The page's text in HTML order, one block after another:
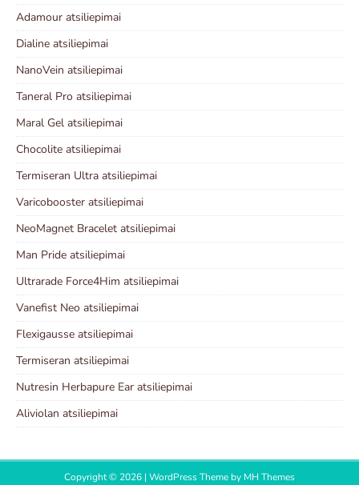
Adamour atsiliepimai
Dialine atsiliepimai
NanoVein atsiliepimai
Taneral Pro atsiliepimai
Maral Gel atsiliepimai
Chocolite atsiliepimai
Termiseran Ultra atsiliepimai
Varicobooster atsiliepimai
NeoMagnet Bracelet atsiliepimai
Man Pride atsiliepimai
Ultrarade Force4Him atsiliepimai
Vanefist Neo atsiliepimai
Flexigausse atsiliepimai
Termiseran atsiliepimai
Nutresin Herbapure Ear atsiliepimai
Aliviolan atsiliepimai
Copyright © 2026 | WordPress Theme by MH Themes